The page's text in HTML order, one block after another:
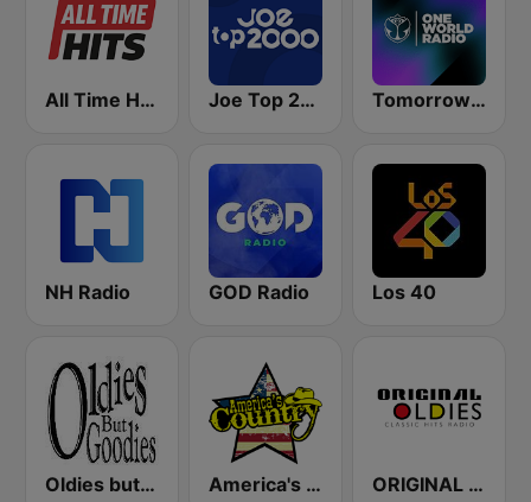
All Time Hits - Non-stop muziek Joe Top 2000 Tomorrowland One World Radio UK
NH Radio GOD Radio Los 40
Oldies but Goodies America's Country ORIGINAL OLDIES - CLASSIC HITS RADIO